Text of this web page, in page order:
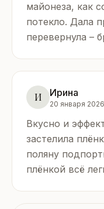
майонеза, как
потекло. Дала
перевернула –
И Ирина
20 января 2026
Вкусно и
застелила
поляну
плёнкой всё